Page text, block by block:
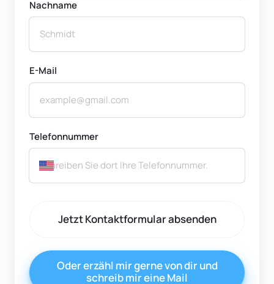
Nachname
E-Mail
Telefonnummer
Jetzt Kontaktformular absenden
Oder erzähl mir gerne von dir und
schreib mir eine Mail